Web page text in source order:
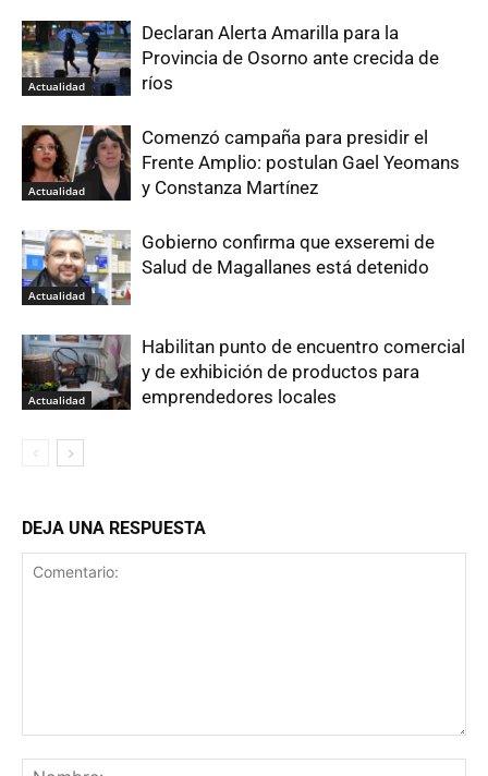
Actualidad
Declaran Alerta Amarilla para la
Provincia de Osorno ante crecida de
ríos
Actualidad
Comenzó campaña para presidir el
Frente Amplio: postulan Gael Yeomans
y Constanza Martínez
Actualidad
Gobierno confirma que exseremi de
Salud de Magallanes está detenido
Actualidad
Habilitan punto de encuentro comercial
y de exhibición de productos para
emprendedores locales
DEJA UNA RESPUESTA